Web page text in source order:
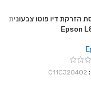
הזרקת דיו פוטו צבעונית
Epson
C11CJ20402